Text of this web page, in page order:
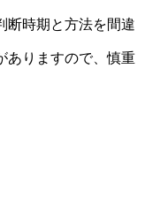
断時期と方法を間違
ありますので、慎重